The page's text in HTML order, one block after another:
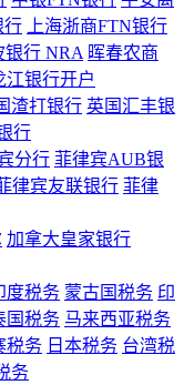
行
上海浙商FTN银行
银行 NRA 晖春农商
江银行开户
渣打银行 英国汇丰银
行
分行 菲律宾AUB银
律宾友联银行 菲律
加拿大皇家银行
度税务 蒙古国税务 印
国税务 马来西亚税务
税务 日本税务 台湾税
务